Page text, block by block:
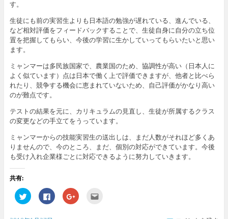
す。
生徒にも前の実習生よりも日本語の勉強が遅れている、進んでいる、
など相対評価をフィードバックすることで、生徒自身に自分の立ち位
置を把握してもらい、今後の学習に生かしていってもらいたいと思い
ます。
ミャンマーは多民族国家で、農業国のため、協調性が高い（日本人に
よく似ています）点は日本で働く上で評価できますが、他者と比べら
れたり、競争する機会に恵まれていないため、自己評価がかなり高い
のが難点です。
テストの結果を元に、カリキュラムの見直し、生徒が所属するクラス
の変更などの手立てをうっています。
ミャンマーからの技能実習生の送出しは、まだ人数がそれほど多くあ
りませんので、今のところ、まだ、個別の対応ができています。今後
も受け入れ企業様ごとに対応できるように努力していきます。
共有:
ク
リ
F
a
ク
リ